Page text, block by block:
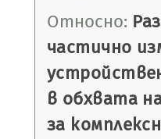
Относно:
частично
в обхвата
за